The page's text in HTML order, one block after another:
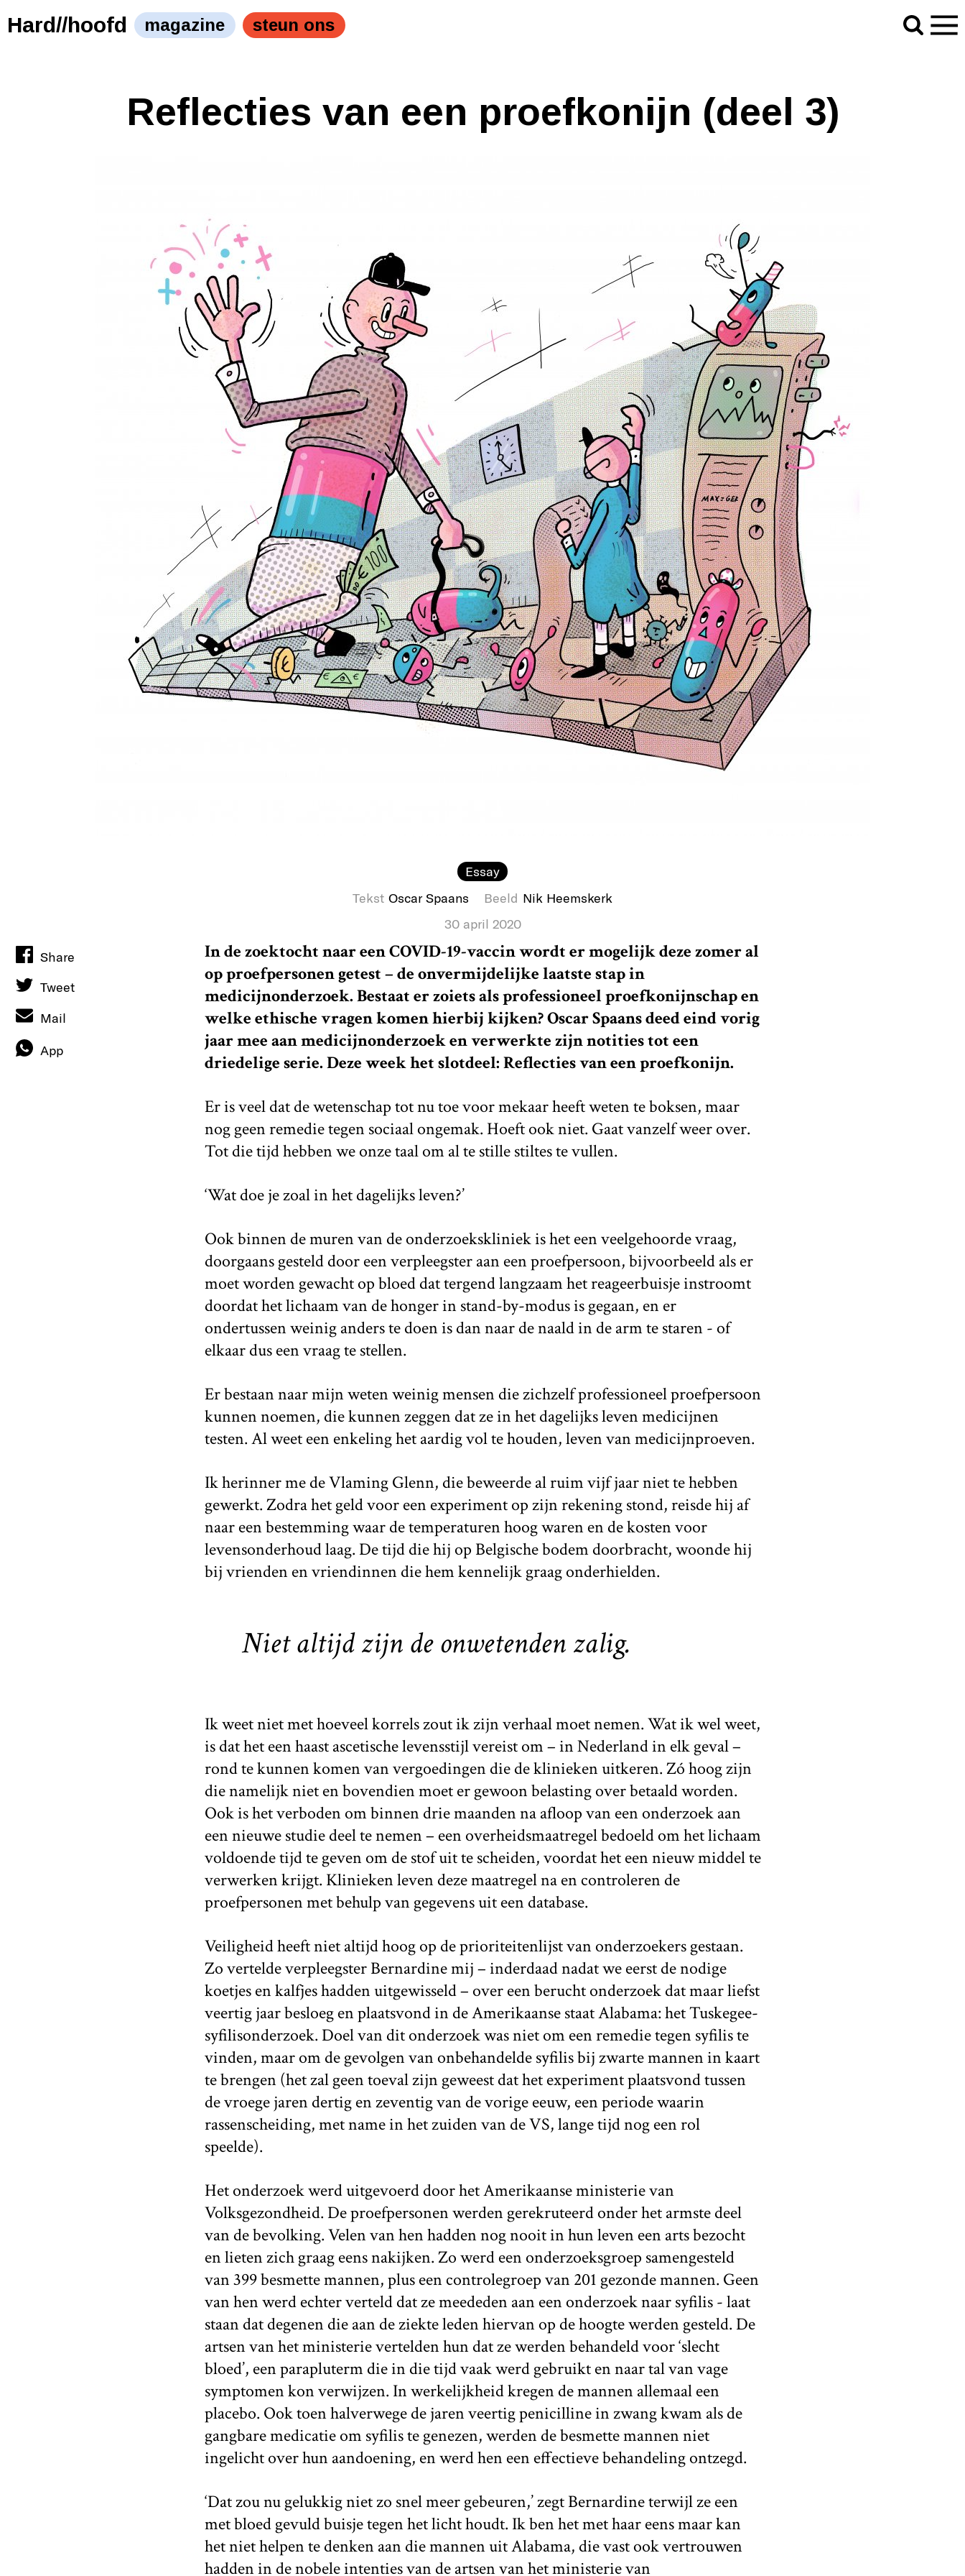
Hard//hoofd magazine steun ons
Reflecties van een proefkonijn (deel 3)
Essay
Tekst Oscar Spaans Beeld Nik Heemskerk
30 april 2020
In de zoektocht naar een COVID-19-vaccin wordt er mogelijk deze zomer al
op proefpersonen getest – de onvermijdelijke laatste stap in
medicijnonderzoek. Bestaat er zoiets als professioneel proefkonijnschap en
welke ethische vragen komen hierbij kijken? Oscar Spaans deed eind vorig
jaar mee aan medicijnonderzoek en verwerkte zijn notities tot een
driedelige serie. Deze week het slotdeel: Reflecties van een proefkonijn.
Er is veel dat de wetenschap tot nu toe voor mekaar heeft weten te boksen, maar
nog geen remedie tegen sociaal ongemak. Hoeft ook niet. Gaat vanzelf weer over.
Tot die tijd hebben we onze taal om al te stille stiltes te vullen.
‘Wat doe je zoal in het dagelijks leven?’
Ook binnen de muren van de onderzoekskliniek is het een veelgehoorde vraag,
doorgaans gesteld door een verpleegster aan een proefpersoon, bijvoorbeeld als er
moet worden gewacht op bloed dat tergend langzaam het reageerbuisje instroomt
doordat het lichaam van de honger in stand-by-modus is gegaan, en er
ondertussen weinig anders te doen is dan naar de naald in de arm te staren - of
elkaar dus een vraag te stellen.
Er bestaan naar mijn weten weinig mensen die zichzelf professioneel proefpersoon
kunnen noemen, die kunnen zeggen dat ze in het dagelijks leven medicijnen
testen. Al weet een enkeling het aardig vol te houden, leven van medicijnproeven.
Ik herinner me de Vlaming Glenn, die beweerde al ruim vijf jaar niet te hebben
gewerkt. Zodra het geld voor een experiment op zijn rekening stond, reisde hij af
naar een bestemming waar de temperaturen hoog waren en de kosten voor
levensonderhoud laag. De tijd die hij op Belgische bodem doorbracht, woonde hij
bij vrienden en vriendinnen die hem kennelijk graag onderhielden.
Niet altijd zijn de onwetenden zalig.
Ik weet niet met hoeveel korrels zout ik zijn verhaal moet nemen. Wat ik wel weet,
is dat het een haast ascetische levensstijl vereist om – in Nederland in elk geval –
rond te kunnen komen van vergoedingen die de klinieken uitkeren. Zó hoog zijn
die namelijk niet en bovendien moet er gewoon belasting over betaald worden.
Ook is het verboden om binnen drie maanden na afloop van een onderzoek aan
een nieuwe studie deel te nemen – een overheidsmaatregel bedoeld om het lichaam
voldoende tijd te geven om de stof uit te scheiden, voordat het een nieuw middel te
verwerken krijgt. Klinieken leven deze maatregel na en controleren de
proefpersonen met behulp van gegevens uit een database.
Veiligheid heeft niet altijd hoog op de prioriteitenlijst van onderzoekers gestaan.
Zo vertelde verpleegster Bernardine mij – inderdaad nadat we eerst de nodige
koetjes en kalfjes hadden uitgewisseld – over een berucht onderzoek dat maar liefst
veertig jaar besloeg en plaatsvond in de Amerikaanse staat Alabama: het Tuskegee-
syfilisonderzoek. Doel van dit onderzoek was niet om een remedie tegen syfilis te
vinden, maar om de gevolgen van onbehandelde syfilis bij zwarte mannen in kaart
te brengen (het zal geen toeval zijn geweest dat het experiment plaatsvond tussen
de vroege jaren dertig en zeventig van de vorige eeuw, een periode waarin
rassenscheiding, met name in het zuiden van de VS, lange tijd nog een rol
speelde).
Het onderzoek werd uitgevoerd door het Amerikaanse ministerie van
Volksgezondheid. De proefpersonen werden gerekruteerd onder het armste deel
van de bevolking. Velen van hen hadden nog nooit in hun leven een arts bezocht
en lieten zich graag eens nakijken. Zo werd een onderzoeksgroep samengesteld
van 399 besmette mannen, plus een controlegroep van 201 gezonde mannen. Geen
van hen werd echter verteld dat ze meededen aan een onderzoek naar syfilis - laat
staan dat degenen die aan de ziekte leden hiervan op de hoogte werden gesteld. De
artsen van het ministerie vertelden hun dat ze werden behandeld voor ‘slecht
bloed’, een parapluterm die in die tijd vaak werd gebruikt en naar tal van vage
symptomen kon verwijzen. In werkelijkheid kregen de mannen allemaal een
placebo. Ook toen halverwege de jaren veertig penicilline in zwang kwam als de
gangbare medicatie om syfilis te genezen, werden de besmette mannen niet
ingelicht over hun aandoening, en werd hen een effectieve behandeling ontzegd.
‘Dat zou nu gelukkig niet zo snel meer gebeuren,’ zegt Bernardine terwijl ze een
met bloed gevuld buisje tegen het licht houdt. Ik ben het met haar eens maar kan
het niet helpen te denken aan die mannen uit Alabama, die vast ook vertrouwen
hadden in de nobele intenties van de artsen van het ministerie van
Share
Tweet
Mail
App